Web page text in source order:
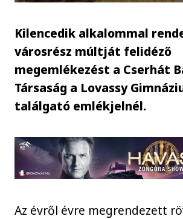
Kilencedik alkalommal
városrész múltját felidéző
megemlékezést a Cserhát
Társaság a Lovassy
találgató emlékjelnél.
Az évről évre megrendezett